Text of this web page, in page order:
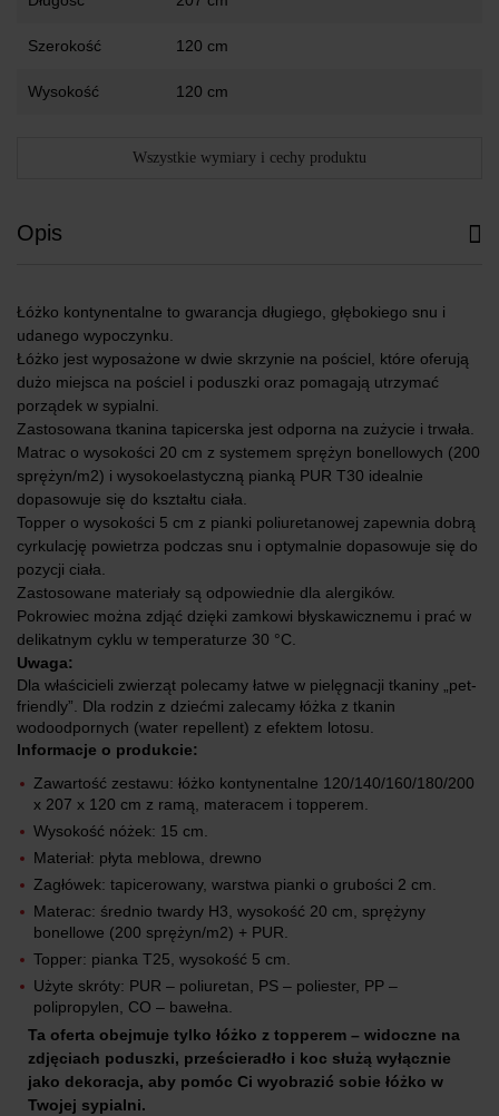
Szerokość 120 cm
Wysokość 120 cm
Wszystkie wymiary i cechy produktu
Opis
Łóżko kontynentalne to gwarancja długiego, głębokiego snu i
udanego wypoczynku.
Łóżko jest wyposażone w dwie skrzynie na pościel, które oferują
dużo miejsca na pościel i poduszki oraz pomagają utrzymać
porządek w sypialni.
Zastosowana tkanina tapicerska jest odporna na zużycie i trwała.
Matrac o wysokości 20 cm z systemem sprężyn bonellowych (200
sprężyn/m2) i wysokoelastyczną pianką PUR T30 idealnie
dopasowuje się do kształtu ciała.
Topper o wysokości 5 cm z pianki poliuretanowej zapewnia dobrą
cyrkulację powietrza podczas snu i optymalnie dopasowuje się do
pozycji ciała.
Zastosowane materiały są odpowiednie dla alergików.
Pokrowiec można zdjąć dzięki zamkowi błyskawicznemu i prać w
delikatnym cyklu w temperaturze 30 °C.
Uwaga:
Dla właścicieli zwierząt polecamy łatwe w pielęgnacji tkaniny „pet-
friendly”. Dla rodzin z dziećmi zalecamy łóżka z tkanin
wodoodpornych (water repellent) z efektem lotosu.
Informacje o produkcie:
Zawartość zestawu: łóżko kontynentalne 120/140/160/180/200
x 207 x 120 cm z ramą, materacem i topperem.
Wysokość nóżek: 15 cm.
Materiał: płyta meblowa, drewno
Zagłówek: tapicerowany, warstwa pianki o grubości 2 cm.
Materac: średnio twardy H3, wysokość 20 cm, sprężyny
bonellowe (200 sprężyn/m2) + PUR.
Topper: pianka T25, wysokość 5 cm.
Użyte skróty: PUR – poliuretan, PS – poliester, PP –
polipropylen, CO – bawełna.
Ta oferta obejmuje tylko łóżko z topperem – widoczne na
zdjęciach poduszki, prześcieradło i koc służą wyłącznie
jako dekoracja, aby pomóc Ci wyobrazić sobie łóżko w
Twojej sypialni.